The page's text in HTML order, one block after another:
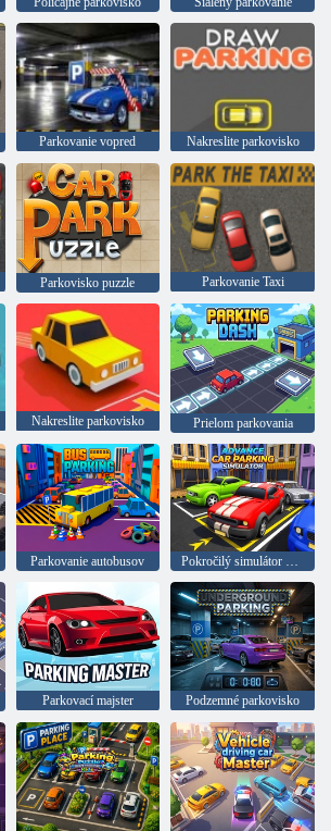
Parkovanie vopred Nakreslite parkovisko
Parkovisko puzzle Parkovanie Taxi
Nakreslite parkovisko Prielom parkovania
Parkovanie autobusov Pokročilý simulátor parkovania
Parkovací majster Podzemné parkovisko